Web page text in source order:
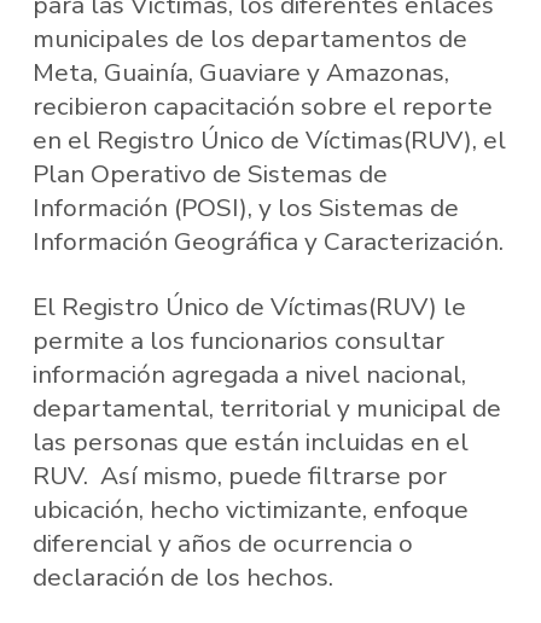
municipales de los departamentos de
Meta, Guainía, Guaviare y Amazonas,
recibieron capacitación sobre el reporte
en el Registro Único de Víctimas(RUV), el
Plan Operativo de Sistemas de
Información (POSI), y los Sistemas de
Información Geográfica y Caracterización.
El Registro Único de Víctimas(RUV) le
permite a los funcionarios consultar
información agregada a nivel nacional,
departamental, territorial y municipal de
las personas que están incluidas en el
RUV. Así mismo, puede filtrarse por
ubicación, hecho victimizante, enfoque
diferencial y años de ocurrencia o
declaración de los hechos.